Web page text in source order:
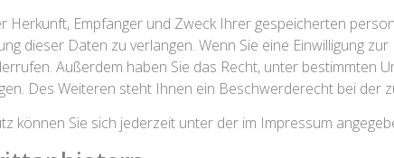
Herkunft, Empfänger und Zweck Ihrer gespeicherten
dieser Daten zu verlangen. Wenn Sie eine Einwilligung
Außerdem haben Sie das Recht, unter bestimmten
Des Weiteren steht Ihnen ein Beschwerderecht bei der
können Sie sich jederzeit unter der im Impressum